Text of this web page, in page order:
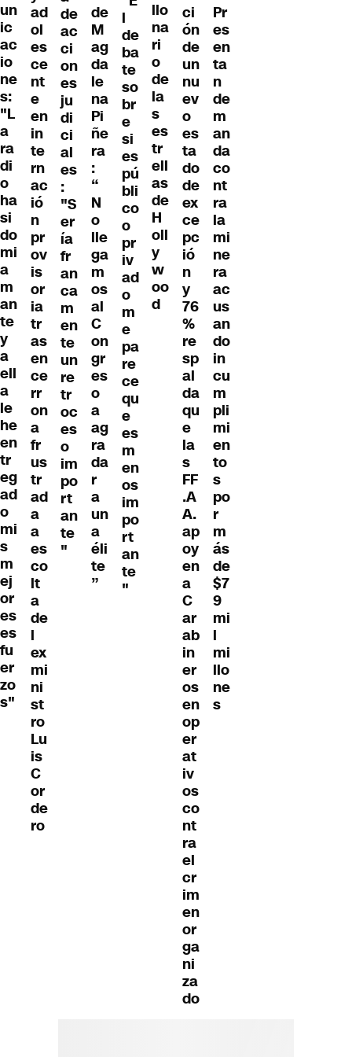
un
ic
ac
io
ne
s:
"L
a
ra
di
o
ha
si
do
mi
a
m
an
te
y
a
ell
a
le
he
en
tr
eg
ad
o
mi
s
m
ej
or
es
es
fu
er
zo
s"
ad
ol
es
ce
nt
e
en
in
te
rn
ac
ió
n
pr
ov
is
or
ia
tr
as
en
ce
rr
on
a
fr
us
tr
ad
a
a
es
co
lt
a
de
l
ex
mi
ni
st
ro
Lu
is
C
or
de
ro
de
ac
ci
on
es
ju
di
ci
al
es
:
"S
er
ía
fr
an
ca
m
en
te
un
re
tr
oc
es
o
im
po
rt
an
te
"
de
M
ag
da
le
na
Pi
ñe
ra
:
“
N
o
lle
ga
m
os
al
C
on
gr
es
o
a
ag
ra
da
r
a
un
a
éli
te
”
l
de
ba
te
so
br
e
si
es
pú
bli
co
o
pr
iv
ad
o
m
e
pa
re
ce
qu
e
es
m
en
os
im
po
rt
an
te
"
llo
na
ri
o
de
la
s
es
tr
ell
as
de
H
oll
y
w
oo
d
ci
ón
de
un
nu
ev
o
es
ta
do
de
ex
ce
pc
ió
n
y
76
%
re
sp
al
da
qu
e
la
s
FF
.A
A.
ap
oy
en
a
C
ar
ab
in
er
os
en
op
er
at
iv
os
co
nt
ra
el
cr
im
en
or
ga
ni
za
do
Pr
es
en
ta
n
de
m
an
da
co
nt
ra
la
mi
ne
ra
ac
us
an
do
in
cu
m
pli
mi
en
to
s
po
r
m
ás
de
$7
9
mi
l
mi
llo
ne
s